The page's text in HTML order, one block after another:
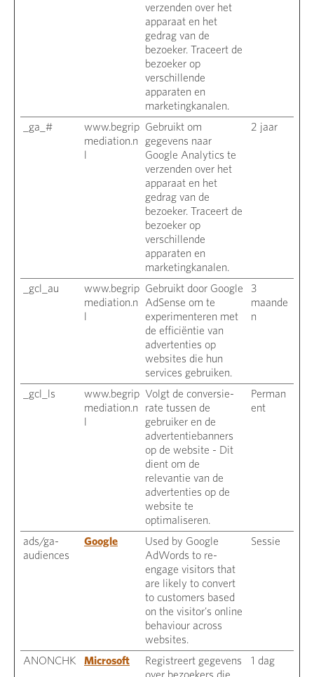
verzenden over het
apparaat en het
gedrag van de
bezoeker. Traceert de
bezoeker op
verschillende
apparaten en
marketingkanalen.
_ga_#
www.begrip
mediation.n
Gebruikt om
gegevens naar
Google Analytics te
verzenden over het
apparaat en het
gedrag van de
bezoeker. Traceert de
bezoeker op
verschillende
apparaten en
marketingkanalen.
2 jaar
_gcl_au
www.begrip
mediation.n
Gebruikt door Google
AdSense om te
experimenteren met
de efficiëntie van
advertenties op
websites die hun
services gebruiken.
3
maande
n
_gcl_ls
www.begrip
mediation.n
Volgt de conversie-
rate tussen de
gebruiker en de
advertentiebanners
op de website - Dit
dient om de
relevantie van de
advertenties op de
website te
optimaliseren.
Perman
ent
ads/ga-
audiences
Google
Used by Google
AdWords to re-
engage visitors that
are likely to convert
to customers based
on the visitor's online
behaviour across
websites.
Sessie
ANONCHK Microsoft
Registreert gegevens
1 dag